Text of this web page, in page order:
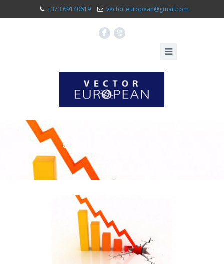
+373 69140619 vector.european@gmail.com
F X
anul economic